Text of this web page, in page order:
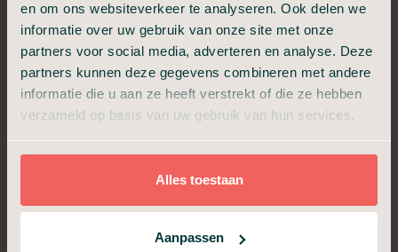
en om ons websiteverkeer te analyseren. Ook delen we
informatie over uw gebruik van onze site met onze
partners voor social media, adverteren en analyse. Deze
partners kunnen deze gegevens combineren met andere
informatie die u aan ze heeft verstrekt of die ze hebben
verzameld op basis van uw gebruik van hun services.
Alles toestaan
Aanpassen
Henk
Fantastische begeleiding gehad voor
een hele mooie uitvaart
Na een plotselinge overlijden van onze
onbekende wereld. Vanaf het eerste
Een prettige ervaring ondanks de
treurige omstandigheden waardoor ik